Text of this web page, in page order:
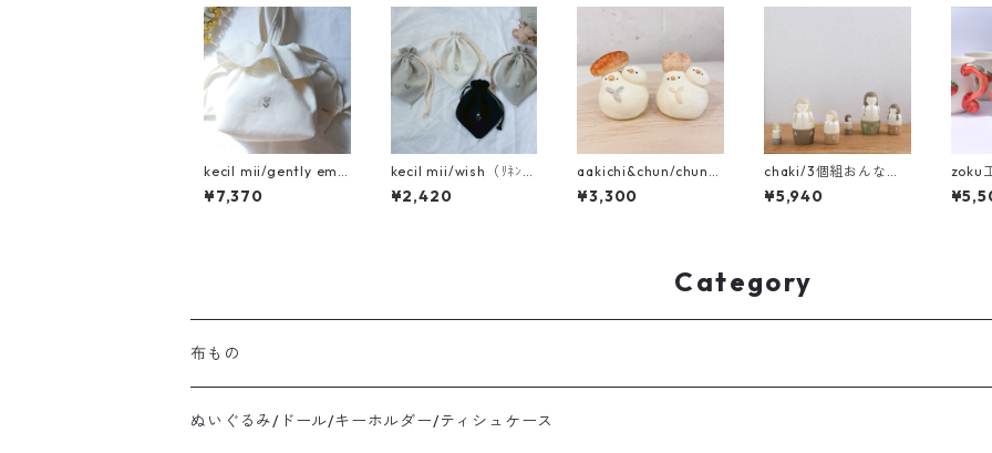
kecil mii/gently emb
race
¥7,370
kecil mii/wish（ﾘﾈﾝの
巾着）
¥2,420
aakichi&chun/chunの
一輪挿し ﾊﾟﾝ各種
¥3,300
chaki/3個組おんなの
こ
¥5,940
zoku
Category
布もの
ぬいぐるみ/ドール/キーホルダー/ティシュケース